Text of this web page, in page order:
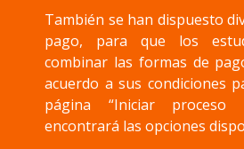
También se han dispuesto
pago, para que los
combinar las formas de
acuerdo a sus condiciones
página “Iniciar proceso
encontrará las opciones